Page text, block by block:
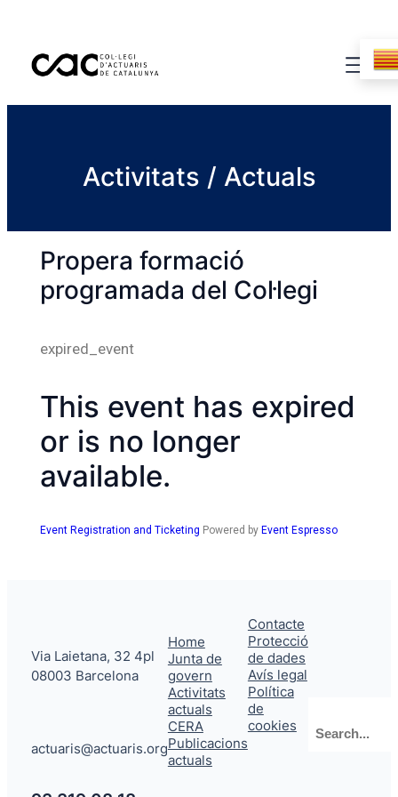
Activitats / Actuals
Propera formació
programada del Col·legi
expired_event
This event has expired
or is no longer
available.
Event Registration and Ticketing Powered by Event Espresso
Via Laietana, 32 4pl
08003 Barcelona
actuaris@actuaris.org
Home
Junta de
govern
Activitats
actuals
CERA
Publicacions
actuals
Contacte
Protecció
de dades
Avís legal
Política
de
cookies